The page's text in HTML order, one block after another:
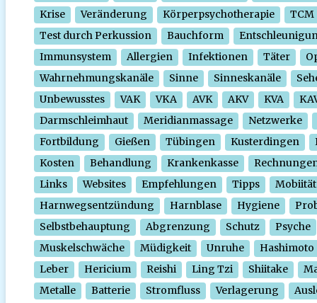
Krise
Veränderung Körperpsychotherapie
TCM
Test durch Perkussion
Bauchform
Immunsystem
Allergien Infektionen Täter
Wahrnehmungskanäle
Sinne Sinneskanäle
Unbewusstes
VAK VKA AVK AKV KVA
Darmschleimhaut
Meridianmassage
Netzwerke
Fortbildung
Gießen Tübingen Kusterdingen
Kosten
Behandlung Krankenkasse
Links
Websites Empfehlungen Tipps
Mobiität
Harnwegsentzündung
Harnblase Hygiene
Selbstbehauptung
Abgrenzung Schutz
Psyche
Muskelschwäche
Müdigkeit Unruhe
Hashimoto
Leber
Hericium Reishi Ling Tzi Shiitake
Metalle
Batterie Stromfluss Verlagerung